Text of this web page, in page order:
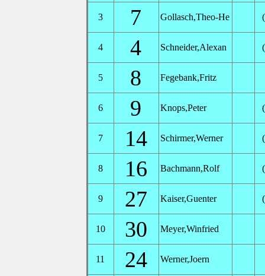
3 7 Gollasch,Theo-He
4 4 Schneider,Alexan
5 8 Fegebank,Fritz
6 9 Knops,Peter
7 14 Schirmer,Werner
8 16 Bachmann,Rolf
9 27 Kaiser,Guenter
10 30 Meyer,Winfried
11 24 Werner,Joern